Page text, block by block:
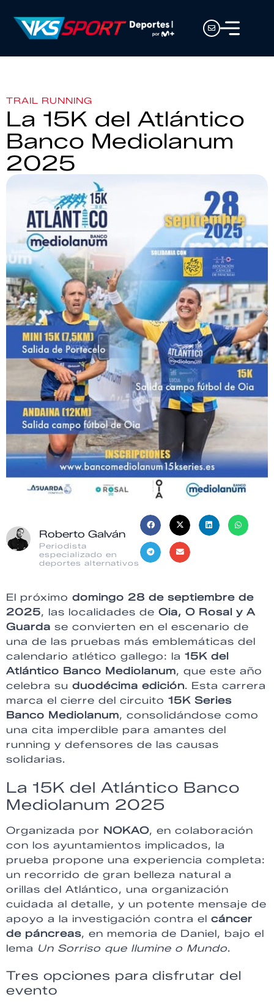
TRAIL RUNNING
La 15K del Atlántico
Banco Mediolanum
2025
Roberto Galván
Periodista
especializado en
deportes alternativos
El próximo domingo 28 de septiembre de
2025, las localidades de Oia, O Rosal y A
Guarda se convierten en el escenario de
una de las pruebas más emblemáticas del
calendario atlético gallego: la 15K del
Atlántico Banco Mediolanum, que este año
celebra su duodécima edición. Esta carrera
marca el cierre del circuito 15K Series
Banco Mediolanum, consolidándose como
una cita imperdible para amantes del
running y defensores de las causas
solidarias.
La 15K del Atlántico Banco
Mediolanum 2025
Organizada por NOKAO, en colaboración
con los ayuntamientos implicados, la
prueba propone una experiencia completa:
un recorrido de gran belleza natural a
orillas del Atlántico, una organización
cuidada al detalle, y un potente mensaje de
apoyo a la investigación contra el cáncer
de páncreas, en memoria de Daniel, bajo el
lema Un Sorriso que Ilumine o Mundo.
Tres opciones para disfrutar del
evento